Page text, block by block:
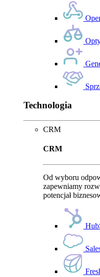
Technologia
CRM
CRM
Od wyboru
zapewniamy
potencjał